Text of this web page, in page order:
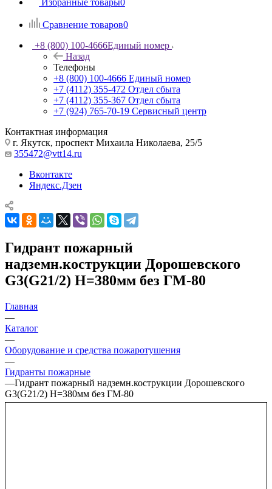
Избранные товары0
Сравнение товаров0
+8 (800) 100-4666Единый номер
Назад
Телефоны
+8 (800) 100-4666 Единый номер
+7 (4112) 355-472 Отдел сбыта
+7 (4112) 355-367 Отдел сбыта
+7 (924) 765-70-19 Сервисный центр
Контактная информация
г. Якутск, проспект Михаила Николаева, 25/5
355472@vtt14.ru
Вконтакте
Яндекс.Дзен
Гидрант пожарный
надземн.кострукции Дорошевского
G3(G21/2) Н=380мм без ГМ-80
Главная
—
Каталог
—
Оборудование и средства пожаротушения
—
Гидранты пожарные
—Гидрант пожарный надземн.кострукции Дорошевского
G3(G21/2) Н=380мм без ГМ-80